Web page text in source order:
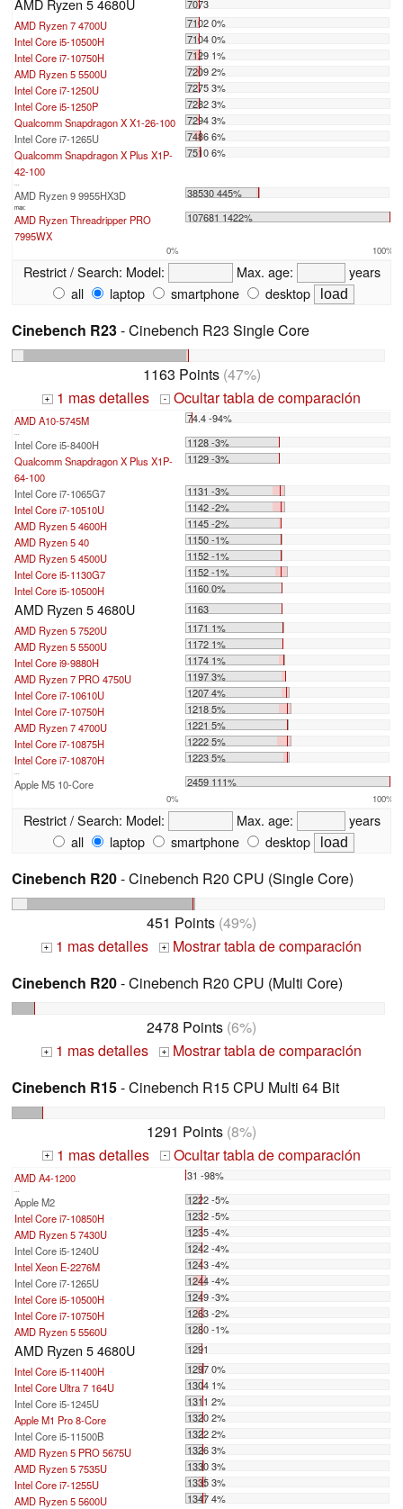
AMD Ryzen 5 4680U
7073
AMD Ryzen 7 4700U
7102 0%
Intel Core i5-10500H
7104 0%
Intel Core i7-10750H
7129 1%
AMD Ryzen 5 5500U
7209 2%
Intel Core i7-1250U
7275 3%
Intel Core i5-1250P
7282 3%
Qualcomm Snapdragon X X1-26-100
7294 3%
Intel Core i7-1265U
7486 6%
Qualcomm Snapdragon X Plus X1P-
42-100
7510 6%
...
AMD Ryzen 9 9955HX3D 38530 445%
max:
AMD Ryzen Threadripper PRO
7995WX
107681 1422%
0% 100%
Restrict / Search: Model: Max. age:
years
all
laptop smartphone desktop
Cinebench R23- Cinebench R23 Single Core
1163 Points(47%)
+ 1 mas detalles - Ocultar tabla de comparación
AMD A10-5745M 74.4 -94%
...
Intel Core i5-8400H
1128 -3%
Qualcomm Snapdragon X Plus X1P-
64-100
1129 -3%
Intel Core i7-1065G7
1131 -3%
Intel Core i7-10510U
1142 -2%
AMD Ryzen 5 4600H
1145 -2%
AMD Ryzen 5 40
1150 -1%
AMD Ryzen 5 4500U
1152 -1%
Intel Core i5-1130G7
1152 -1%
Intel Core i5-10500H
1160 0%
AMD Ryzen 5 4680U
1163
AMD Ryzen 5 7520U
1171 1%
AMD Ryzen 5 5500U
1172 1%
Intel Core i9-9880H
1174 1%
AMD Ryzen 7 PRO 4750U
1197 3%
Intel Core i7-10610U
1207 4%
Intel Core i7-10750H
1218 5%
AMD Ryzen 7 4700U
1221 5%
Intel Core i7-10875H
1222 5%
Intel Core i7-10870H
1223 5%
...
Apple M5 10-Core 2459 111%
0% 100%
Restrict / Search: Model: Max. age:
years
all
laptop smartphone desktop
Cinebench R20- Cinebench R20 CPU (Single Core)
451 Points (49%)
+ 1 mas detalles +
Mostrar tabla de comparación
Cinebench R20- Cinebench R20 CPU (Multi Core)
2478 Points (6%)
+ 1 mas detalles +
Mostrar tabla de comparación
Cinebench R15- Cinebench R15 CPU Multi 64 Bit
1291 Points (8%)
+ 1 mas detalles - Ocultar tabla de comparación
AMD A4-1200 31 -98%
Apple M2
1222 -5%
Intel Core i7-10850H
1232 -5%
AMD Ryzen 5 7430U
1235 -4%
Intel Core i5-1240U
1242 -4%
Intel Xeon E-2276M
1243 -4%
Intel Core i7-1265U
1244 -4%
Intel Core i5-10500H
1249 -3%
Intel Core i7-10750H
1263 -2%
AMD Ryzen 5 5560U
1280 -1%
AMD Ryzen 5 4680U
1291
Intel Core i5-11400H
1297 0%
Intel Core Ultra 7 164U
1304 1%
Intel Core i5-1245U
1311 2%
Apple M1 Pro 8-Core
1320 2%
Intel Core i5-11500B
1322 2%
AMD Ryzen 5 PRO 5675U
1326 3%
AMD Ryzen 5 7535U
1330 3%
Intel Core i7-1255U
1335 3%
AMD Ryzen 5 5600U
1347 4%